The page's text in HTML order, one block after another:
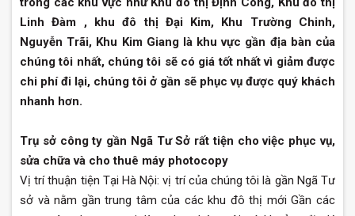
Linh Đàm , khu đô thị Đại Kim, Khu Trường Chinh,
Nguyễn Trãi, Khu Kim Giang là khu vực gần địa bàn của
chúng tôi nhất, chúng tôi sẽ có giá tốt nhất vì giảm được
chi phí đi lại, chúng tôi ở gần sẽ phục vụ được quý khách
nhanh hơn.
Trụ sở công ty gần Ngã Tư Sở rất tiện cho việc phục vụ,
sửa chữa và cho thuê máy photocopy
Vị trí thuận tiện Tại Hà Nội: vị trí của chúng tôi là gần Ngã Tư
sở và nằm gần trung tâm của các khu đô thị mới Gần các